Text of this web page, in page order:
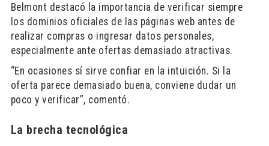
Belmont destacó la importancia de verificar siempre
los dominios oficiales de las páginas web antes de
realizar compras o ingresar datos personales,
especialmente ante ofertas demasiado atractivas.
“En ocasiones sí sirve confiar en la intuición. Si la
oferta parece demasiado buena, conviene dudar un
poco y verificar”, comentó.
La brecha tecnológica